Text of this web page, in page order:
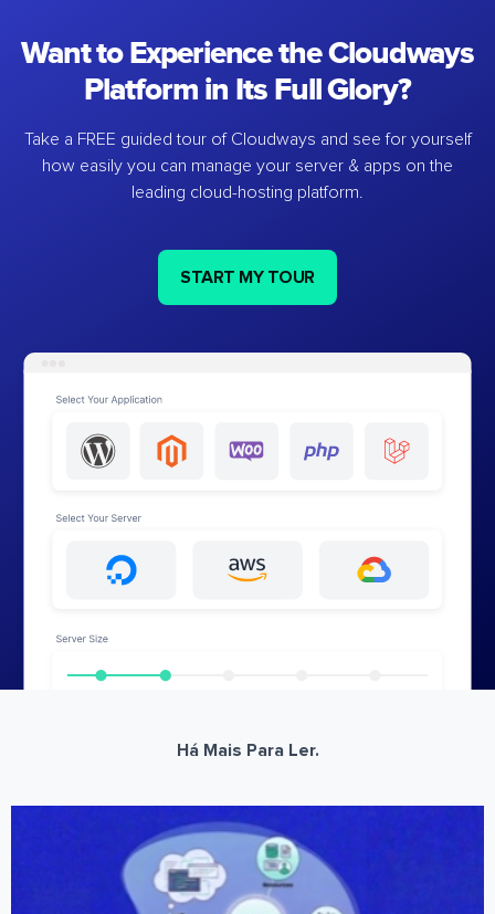
Want to Experience the Cloudways
Platform in Its Full Glory?
Take a FREE guided tour of Cloudways and see for yourself
how easily you can manage your server & apps on the
leading cloud-hosting platform.
START MY TOUR
Há Mais Para Ler.